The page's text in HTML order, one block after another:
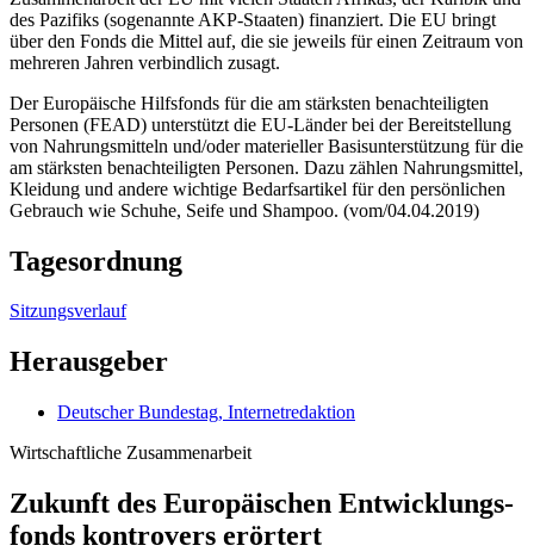
des Pazifiks (sogenannte AKP-Staaten) finanziert. Die EU bringt
über den Fonds die Mittel auf, die sie jeweils für einen Zeitraum von
mehreren Jahren verbindlich zusagt.
Der Europäische Hilfsfonds für die am stärksten benachteiligten
Personen (FEAD) unterstützt die EU-Länder bei der Bereitstellung
von Nahrungsmitteln und/oder materieller Basisunterstützung für die
am stärksten benachteiligten Personen. Dazu zählen Nahrungsmittel,
Kleidung und andere wichtige Bedarfsartikel für den persönlichen
Gebrauch wie Schuhe, Seife und Shampoo. (vom/04.04.2019)
Tagesordnung
Sitzungsverlauf
Herausgeber
Deutscher Bundestag, Internetredaktion
Wirtschaftliche Zusammenarbeit
Zukunft des Europäischen Entwicklungs­
fonds kontro­vers erörtert